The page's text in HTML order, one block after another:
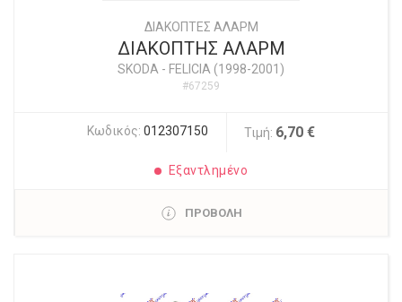
ΔΙΑΚΟΠΤΕΣ ΑΛΑΡΜ
ΔΙΑΚΟΠΤΗΣ ΑΛΑΡΜ
SKODA - FELICIA (1998-2001)
#67259
Κωδικός: 012307150 Τιμή: 6,70 €
Εξαντλημένο
ΠΡΟΒΟΛΗ